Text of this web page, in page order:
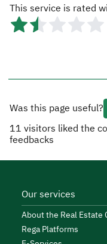
This service is rated
Was this page useful?
11 visitors liked the
feedbacks
Our services
About the Real
Rega Platforms